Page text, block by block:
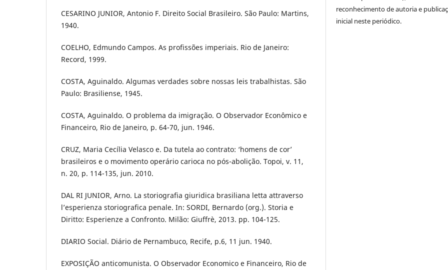
CESARINO JUNIOR, Antonio F. Direito Social Brasileiro. São Paulo: Martins,
1940.
COELHO, Edmundo Campos. As profissões imperiais. Rio de Janeiro:
Record, 1999.
COSTA, Aguinaldo. Algumas verdades sobre nossas leis trabalhistas. São
Paulo: Brasiliense, 1945.
COSTA, Aguinaldo. O problema da imigração. O Observador Econômico e
Financeiro, Rio de Janeiro, p. 64-70, jun. 1946.
CRUZ, Maria Cecília Velasco e. Da tutela ao contrato: ‘homens de cor’
brasileiros e o movimento operário carioca no pós-abolição. Topoi, v. 11,
n. 20, p. 114-135, jun. 2010.
DAL RI JUNIOR, Arno. La storiografia giuridica brasiliana letta attraverso
l’esperienza storiografica penale. In: SORDI, Bernardo (org.). Storia e
Diritto: Esperienze a Confronto. Milão: Giuffrè, 2013. pp. 104-125.
DIARIO Social. Diário de Pernambuco, Recife, p.6, 11 jun. 1940.
EXPOSIÇÃO anticomunista. O Observador Economico e Financeiro, Rio de
reconhecimento de autoria e
inicial neste periódico.